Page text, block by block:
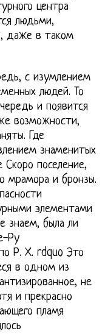
центра
людьми,
даже в таком
с изумлением
людей. То
и появится
возможности,
Где
знаменитых
Скоро поселение,
мрамора и бронзы.
элементами
знаем, была ли
Ру
Р. Х. rdquo Это
в одном из
не
и прекрасно
пламя